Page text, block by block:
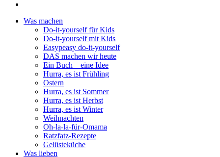
Was machen
Do-it-yourself für Kids
Do-it-yourself mit Kids
Easypeasy do-it-yourself
DAS machen wir heute
Ein Buch – eine Idee
Hurra, es ist Frühling
Ostern
Hurra, es ist Sommer
Hurra, es ist Herbst
Hurra, es ist Winter
Weihnachten
Oh-la-la-für-Omama
Ratzfatz-Rezepte
Gelüsteküche
Was lieben